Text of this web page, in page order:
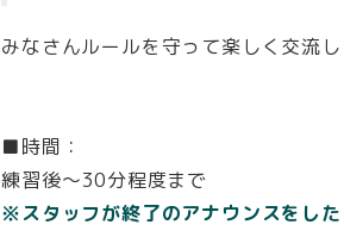
みなさんルールを守って楽しく交流し
■時間：
練習後〜30分程度まで
※スタッフが終了のアナウンスをし